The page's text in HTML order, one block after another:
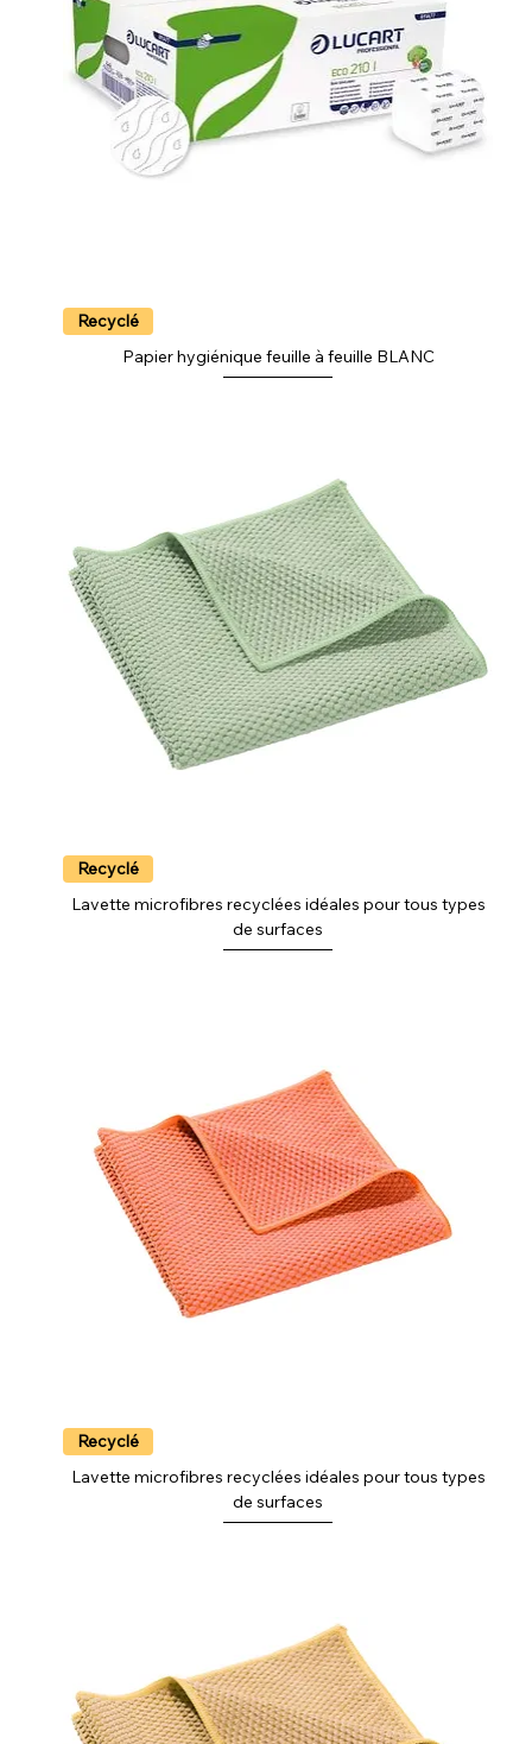
Recyclé
Papier hygiénique feuille à feuille BLANC
Recyclé
Lavette microfibres recyclées idéales pour tous types
de surfaces
Recyclé
Lavette microfibres recyclées idéales pour tous types
de surfaces